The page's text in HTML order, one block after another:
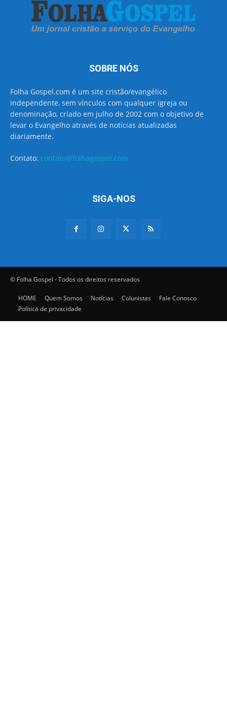
SOBRE NÓS
Folha Gospel.com é um site cristão/evangélico
independente, sem vínculos com qualquer igreja ou
denominação, criado em julho de 2002 com o objetivo de
levar o Evangelho através de notícias atualizadas
diariamente.
Contato: contato@folhagospel.com
SIGA-NOS
© Folha Gospel - Todos os direitos reservados
HOME Quem Somos Notícias Colunistas
Fale Conosco
Política de privacidade